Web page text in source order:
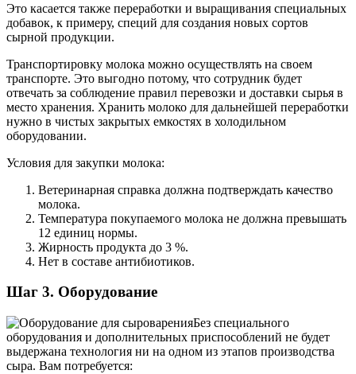
Это касается также переработки и выращивания специальных
добавок, к примеру, специй для создания новых сортов
сырной продукции.
Транспортировку молока можно осуществлять на своем
транспорте. Это выгодно потому, что сотрудник будет
отвечать за соблюдение правил перевозки и доставки сырья в
место хранения. Хранить молоко для дальнейшей переработки
нужно в чистых закрытых емкостях в холодильном
оборудовании.
Условия для закупки молока:
Ветеринарная справка должна подтверждать качество
молока.
Температура покупаемого молока не должна превышать
12 единиц нормы.
Жирность продукта до 3 %.
Нет в составе антибиотиков.
Шаг 3. Оборудование
Без специального
оборудования и дополнительных приспособлений не будет
выдержана технология ни на одном из этапов производства
сыра. Вам потребуется: